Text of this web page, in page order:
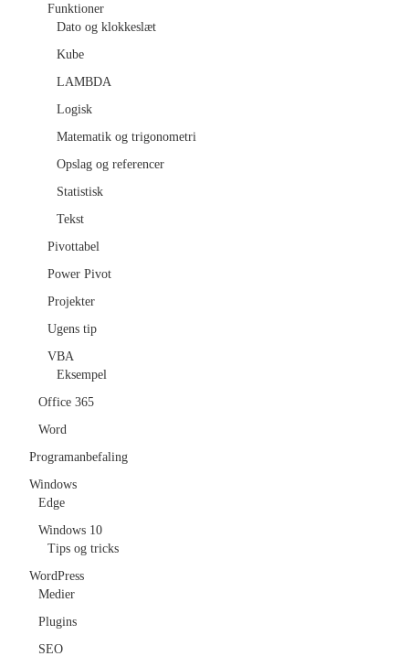
KONTAKT
EXCEL
HVAD ER POWER QUERY?
IMPORTER FILER I EN
MAPPE
POWER QUERY – BRUG AF
PARAMETRE
EXCEL VBA
VBA EXCEL KAPITEL 1
WORD
WINDOWS
WORDPRESS
Funktioner
Dato og klokkeslæt
Kube
LAMBDA
Logisk
Matematik og trigonometri
Opslag og referencer
Statistisk
Tekst
Pivottabel
Power Pivot
Projekter
Ugens tip
VBA
Eksempel
Office 365
Word
Programanbefaling
Windows
Edge
Windows 10
Tips og tricks
WordPress
Medier
Plugins
SEO